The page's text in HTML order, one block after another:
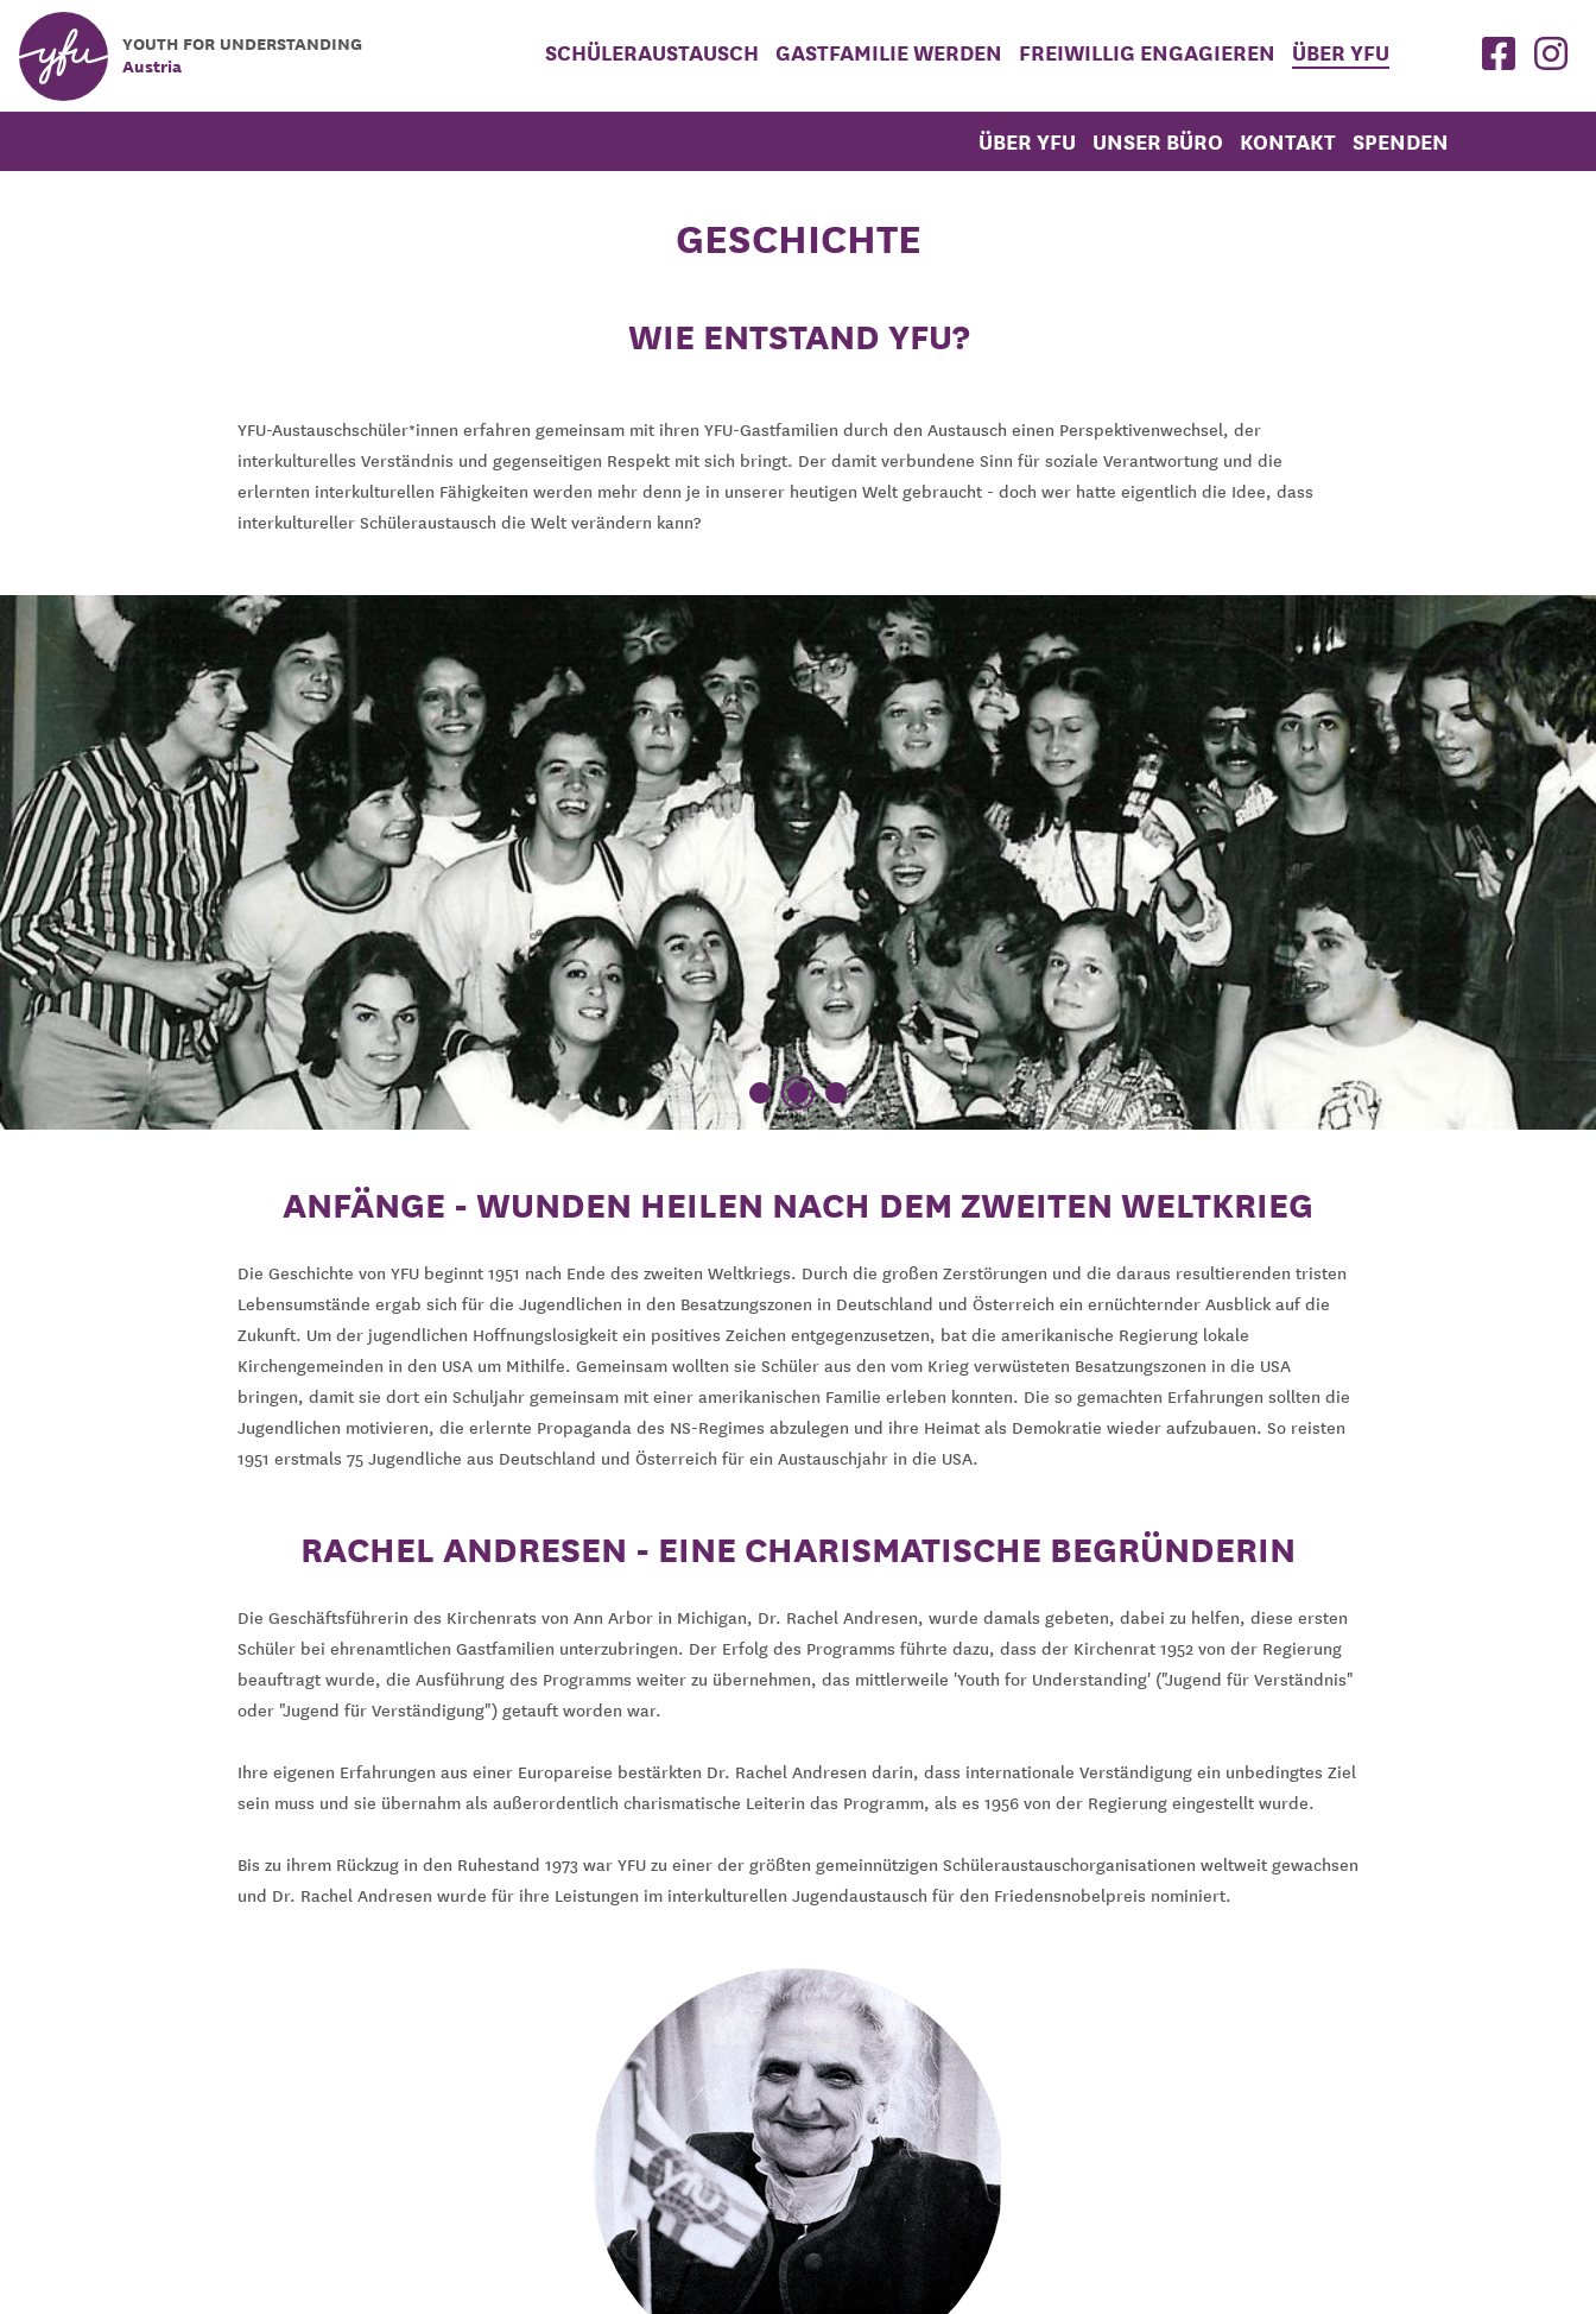
YOUTH FOR UNDERSTANDING
Austria
SCHÜLERAUSTAUSCH GASTFAMILIE WERDEN FREIWILLIG ENGAGIEREN ÜBER YFU
ÜBER YFU UNSER BÜRO KONTAKT SPENDEN
GESCHICHTE
WIE ENTSTAND YFU?
YFU-Austauschschüler*innen erfahren gemeinsam mit ihren YFU-Gastfamilien durch den Austausch einen Perspektivenwechsel, der
interkulturelles Verständnis und gegenseitigen Respekt mit sich bringt. Der damit verbundene Sinn für soziale Verantwortung und die
erlernten interkulturellen Fähigkeiten werden mehr denn je in unserer heutigen Welt gebraucht - doch wer hatte eigentlich die Idee, dass
interkultureller Schüleraustausch die Welt verändern kann?
ANFÄNGE - WUNDEN HEILEN NACH DEM ZWEITEN WELTKRIEG
Die Geschichte von YFU beginnt 1951 nach Ende des zweiten Weltkriegs. Durch die großen Zerstörungen und die daraus resultierenden tristen
Lebensumstände ergab sich für die Jugendlichen in den Besatzungszonen in Deutschland und Österreich ein ernüchternder Ausblick auf die
Zukunft. Um der jugendlichen Hoffnungslosigkeit ein positives Zeichen entgegenzusetzen, bat die amerikanische Regierung lokale
Kirchengemeinden in den USA um Mithilfe. Gemeinsam wollten sie Schüler aus den vom Krieg verwüsteten Besatzungszonen in die USA
bringen, damit sie dort ein Schuljahr gemeinsam mit einer amerikanischen Familie erleben konnten. Die so gemachten Erfahrungen sollten die
Jugendlichen motivieren, die erlernte Propaganda des NS-Regimes abzulegen und ihre Heimat als Demokratie wieder aufzubauen. So reisten
1951 erstmals 75 Jugendliche aus Deutschland und Österreich für ein Austauschjahr in die USA.
RACHEL ANDRESEN - EINE CHARISMATISCHE BEGRÜNDERIN
Die Geschäftsführerin des Kirchenrats von Ann Arbor in Michigan, Dr. Rachel Andresen, wurde damals gebeten, dabei zu helfen, diese ersten
Schüler bei ehrenamtlichen Gastfamilien unterzubringen. Der Erfolg des Programms führte dazu, dass der Kirchenrat 1952 von der Regierung
beauftragt wurde, die Ausführung des Programms weiter zu übernehmen, das mittlerweile 'Youth for Understanding' ("Jugend für Verständnis"
oder "Jugend für Verständigung") getauft worden war.
Ihre eigenen Erfahrungen aus einer Europareise bestärkten Dr. Rachel Andresen darin, dass internationale Verständigung ein unbedingtes Ziel
sein muss und sie übernahm als außerordentlich charismatische Leiterin das Programm, als es 1956 von der Regierung eingestellt wurde.
Bis zu ihrem Rückzug in den Ruhestand 1973 war YFU zu einer der größten gemeinnützigen Schüleraustauschorganisationen weltweit gewachsen
und Dr. Rachel Andresen wurde für ihre Leistungen im interkulturellen Jugendaustausch für den Friedensnobelpreis nominiert.